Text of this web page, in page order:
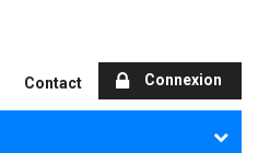
Connexion
Contact